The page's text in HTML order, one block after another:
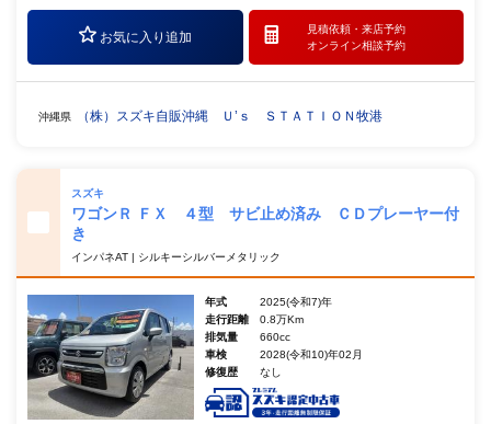
お気に入り追加
見積依頼・ 来店予約
オンライン相談予約
沖縄県 （株）スズキ自販沖縄 Ｕ’ｓ ＳＴＡＴＩＯＮ牧港
スズキ
ワゴンＲ ＦＸ ４型 サビ止め済み ＣＤプレーヤー付
き
インパネAT | シルキーシルバーメタリック
年式
2025(令和7)年
走行距離
0.8万Km
排気量
660cc
車検
2028(令和10)年02月
修復歴
なし